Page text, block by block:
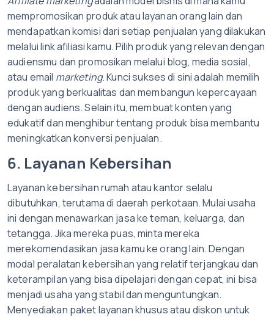
mempromosikan produk atau layanan orang lain dan
mendapatkan komisi dari setiap penjualan yang dilakukan
melalui link afiliasi kamu. Pilih produk yang relevan dengan
audiensmu dan promosikan melalui blog, media sosial,
atau email marketing. Kunci sukses di sini adalah memilih
produk yang berkualitas dan membangun kepercayaan
dengan audiens. Selain itu, membuat konten yang
edukatif dan menghibur tentang produk bisa membantu
meningkatkan konversi penjualan.
6. Layanan Kebersihan
Layanan kebersihan rumah atau kantor selalu
dibutuhkan, terutama di daerah perkotaan. Mulai usaha
ini dengan menawarkan jasa ke teman, keluarga, dan
tetangga. Jika mereka puas, minta mereka
merekomendasikan jasa kamu ke orang lain. Dengan
modal peralatan kebersihan yang relatif terjangkau dan
keterampilan yang bisa dipelajari dengan cepat, ini bisa
menjadi usaha yang stabil dan menguntungkan.
Menyediakan paket layanan khusus atau diskon untuk